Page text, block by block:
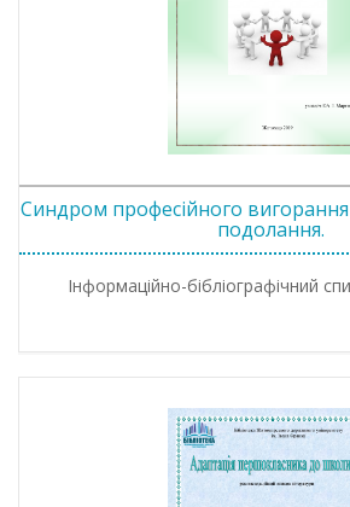
Синдром професійного
подолання.
Інформаційно-бібліографічний